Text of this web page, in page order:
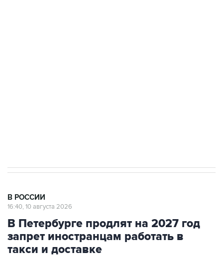
В РОССИИ
16:40, 10 августа 2026
В Петербурге продлят на 2027 год
запрет иностранцам работать в
такси и доставке